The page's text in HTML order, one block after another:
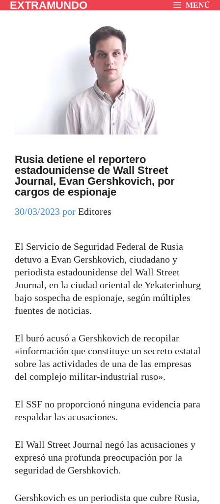
SaltarEXTRAMUNDO MENÚ
Rusia detiene el reportero
estadounidense de Wall Street
Journal, Evan Gershkovich, por
cargos de espionaje
30/03/2023 por Editores
El Servicio de Seguridad Federal de Rusia
detuvo a Evan Gershkovich, ciudadano y
periodista estadounidense del Wall Street
Journal, en la ciudad oriental de Yekaterinburg
bajo sospecha de espionaje, según múltiples
fuentes de noticias.
El buró acusó a Gershkovich de recopilar
«información que constituye un secreto estatal
sobre las actividades de una de las empresas
del complejo militar-industrial ruso».
El SSF no proporcionó ninguna evidencia para
respaldar las acusaciones.
El Wall Street Journal negó las acusaciones y
expresó una profunda preocupación por la
seguridad de Gershkovich.
Gershkovich es un periodista que cubre Rusia,